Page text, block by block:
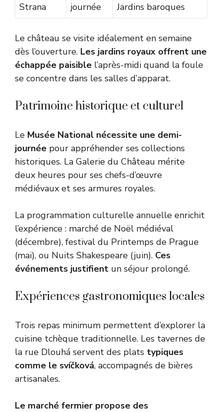
Strana
journée
Jardins baroques
Le château se visite idéalement en semaine
dès l’ouverture. Les jardins royaux offrent une
échappée paisible l’après-midi quand la foule
se concentre dans les salles d’apparat.
Patrimoine historique et culturel
Le Musée National nécessite une demi-
journée pour appréhender ses collections
historiques. La Galerie du Château mérite
deux heures pour ses chefs-d’œuvre
médiévaux et ses armures royales.
La programmation culturelle annuelle enrichit
l’expérience : marché de Noël médiéval
(décembre), festival du Printemps de Prague
(mai), ou Nuits Shakespeare (juin). Ces
événements justifient un séjour prolongé.
Expériences gastronomiques locales
Trois repas minimum permettent d’explorer la
cuisine tchèque traditionnelle. Les tavernes de
la rue Dlouhá servent des plats typiques
comme le svíčková, accompagnés de bières
artisanales.
Le marché fermier propose des